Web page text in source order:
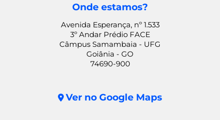
Onde estamos?
Avenida Esperança, nº 1.533
3º Andar Prédio FACE
Câmpus Samambaia - UFG
Goiânia - GO
74690-900
Ver no Google Maps